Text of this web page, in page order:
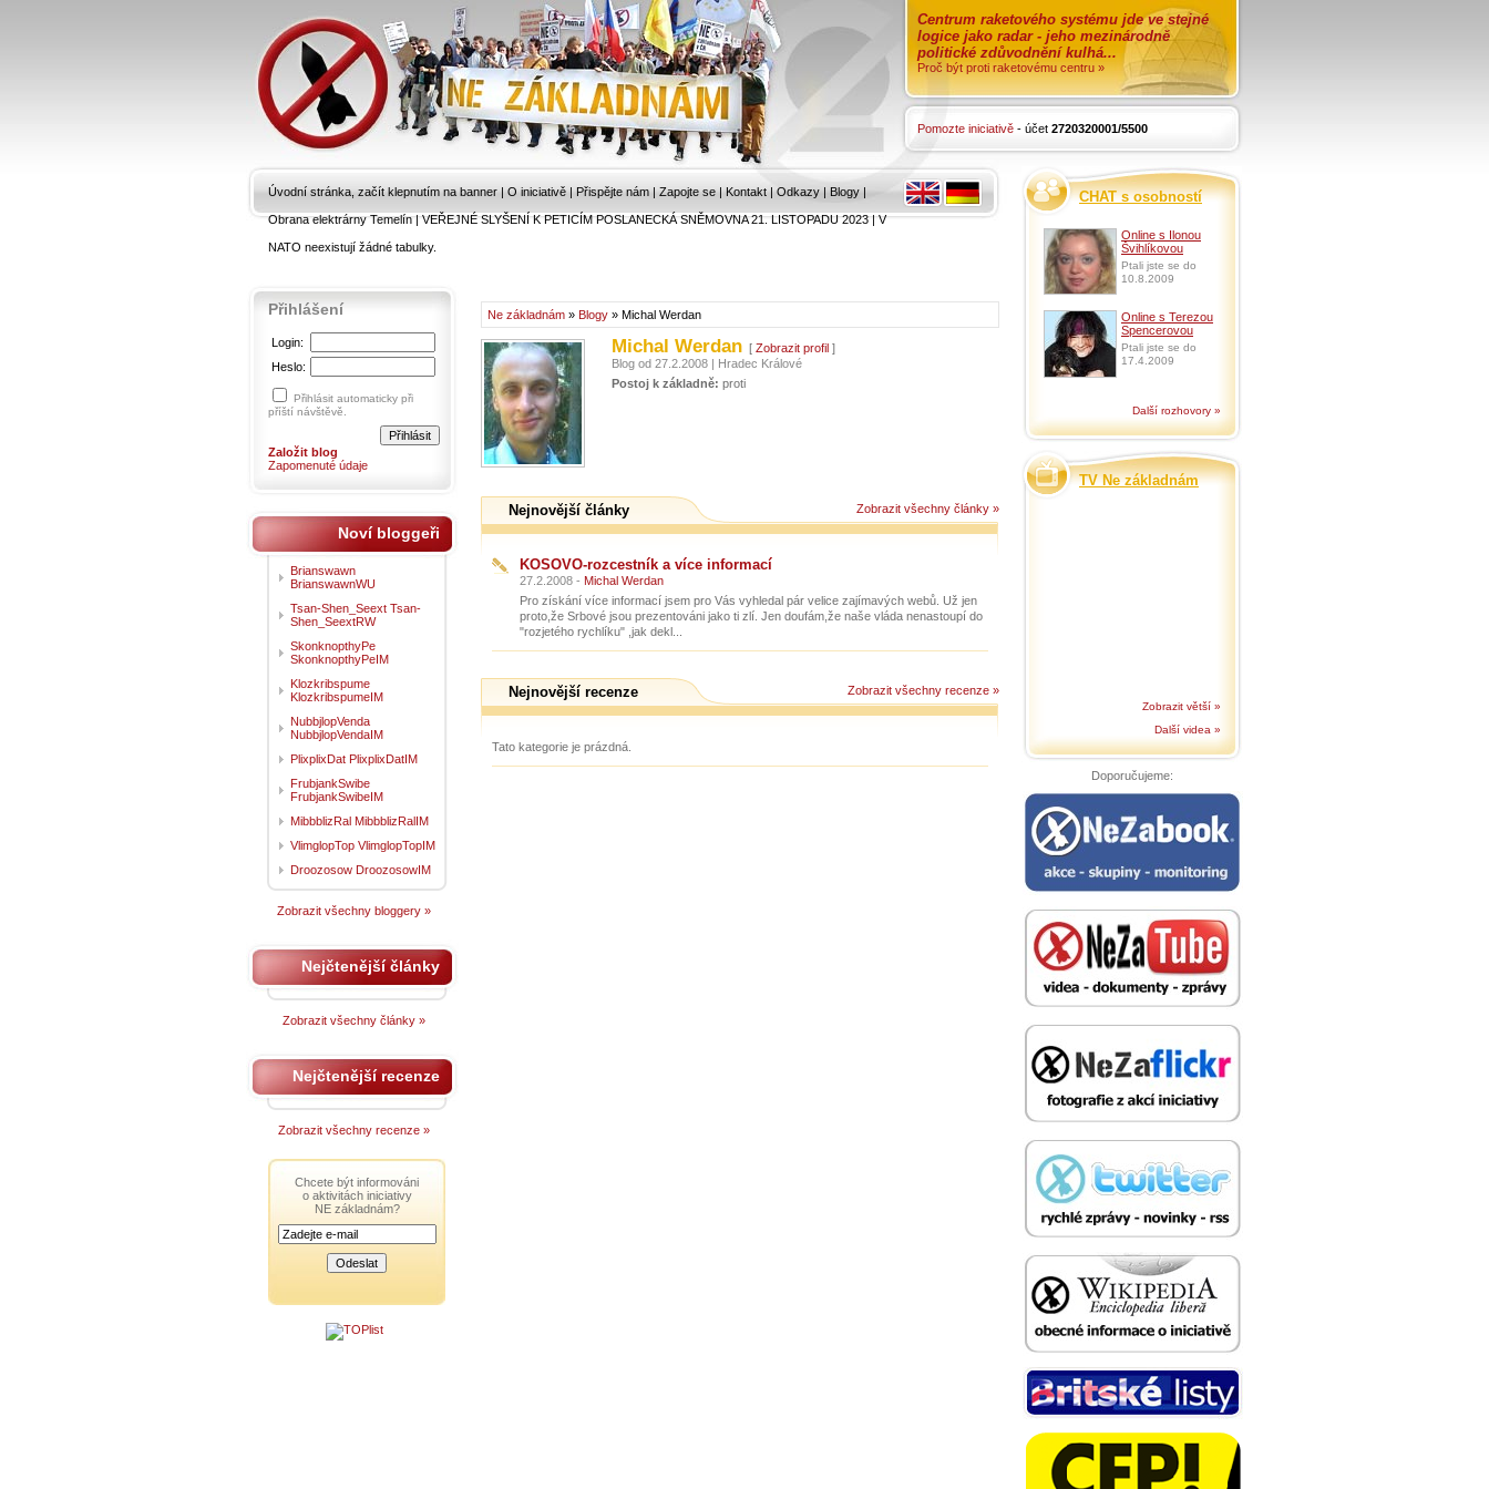
Centrum raketového systému jde ve stejné
logice jako radar - jeho mezinárodně
politické zdůvodnění kulhá...
Proč být proti raketovému centru »
Pomozte iniciativě - účet 2720320001/5500
Úvodní stránka, začít klepnutím na banner | O iniciativě | Přispějte nám | Zapojte se | Kontakt | Odkazy | Blogy |
Obrana elektrárny Temelín|VEŘEJNÉ SLYŠENÍ K PETICÍM POSLANECKÁ SNĚMOVNA 21. LISTOPADU 2023|V
NATO neexistují žádné tabulky.
Ne základnám » Blogy » Michal Werdan
Michal Werdan [ Zobrazit profil ]
Blog od 27.2.2008 | Hradec Králové
Postoj k základně: proti
Zobrazit všechny články »
Nejnovější články
KOSOVO-rozcestník a více informací
27.2.2008 - Michal Werdan
Pro získání více informací jsem pro Vás vyhledal pár velice zajímavých webů. Už jen
proto,že Srbové jsou prezentováni jako ti zlí. Jen doufám,že naše vláda nenastoupí do
"rozjetého rychlíku" ,jak dekl...
Zobrazit všechny recenze »
Nejnovější recenze
Tato kategorie je prázdná.
Přihlášení
Login:
Heslo:
Přihlásit automaticky při
příští návštěvě.
Založit blog
Zapomenuté údaje
Noví bloggeři
Brianswawn
BrianswawnWU
Tsan-Shen_Seext Tsan-
Shen_SeextRW
SkonknopthyPe
SkonknopthyPeIM
Klozkribspume
KlozkribspumeIM
NubbjlopVenda
NubbjlopVendaIM
PlixplixDat PlixplixDatIM
FrubjankSwibe
FrubjankSwibeIM
MibbblizRal MibbblizRalIM
VlimglopTop VlimglopTopIM
Droozosow DroozosowIM
Zobrazit všechny bloggery »
Nejčtenější články
Zobrazit všechny články »
Nejčtenější recenze
Zobrazit všechny recenze »
Chcete být informováni
o aktivitách iniciativy
NE základnám?
CHAT s osobností
Online s Ilonou
Švihlíkovou
Ptali jste se do
10.8.2009
Online s Terezou
Spencerovou
Ptali jste se do
17.4.2009
Další rozhovory »
TV Ne základnám
Zobrazit větší »
Další videa »
Doporučujeme: